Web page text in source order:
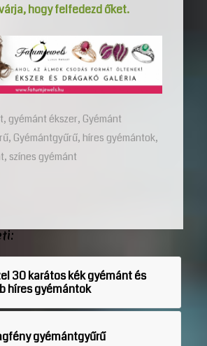
hogy felfedezd őket.
, gyémánt ékszer, Gyémánt
, Gyémántgyűrű, híres gyémántok,
, színes gyémánt
30 karátos kék gyémánt és
híres gyémántok
gyémántgyűrű